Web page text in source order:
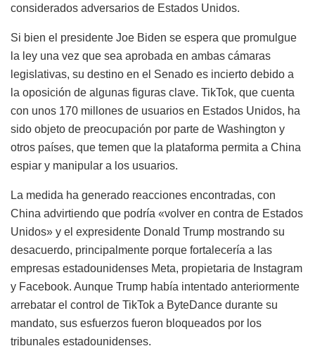
considerados adversarios de Estados Unidos.
Si bien el presidente Joe Biden se espera que promulgue
la ley una vez que sea aprobada en ambas cámaras
legislativas, su destino en el Senado es incierto debido a
la oposición de algunas figuras clave. TikTok, que cuenta
con unos 170 millones de usuarios en Estados Unidos, ha
sido objeto de preocupación por parte de Washington y
otros países, que temen que la plataforma permita a China
espiar y manipular a los usuarios.
La medida ha generado reacciones encontradas, con
China advirtiendo que podría «volver en contra de Estados
Unidos» y el expresidente Donald Trump mostrando su
desacuerdo, principalmente porque fortalecería a las
empresas estadounidenses Meta, propietaria de Instagram
y Facebook. Aunque Trump había intentado anteriormente
arrebatar el control de TikTok a ByteDance durante su
mandato, sus esfuerzos fueron bloqueados por los
tribunales estadounidenses.